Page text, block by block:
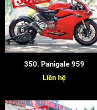
350. Panigale 959
Liên hệ